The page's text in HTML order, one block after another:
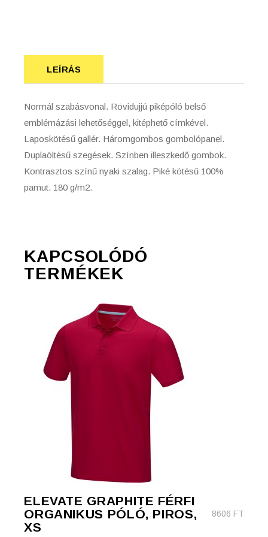
LEÍRÁS
Normál szabásvonal. Rövidujjú piképóló belső
emblémázási lehetőséggel, kitéphető címkével.
Laposkötésű gallér. Háromgombos gombolópanel.
Duplaöltésű szegések. Színben illeszkedő gombok.
Kontrasztos színű nyaki szalag. Piké kötésű 100%
pamut. 180 g/m2.
KAPCSOLÓDÓ
TERMÉKEK
ELEVATE GRAPHITE FÉRFI
ORGANIKUS PÓLÓ, PIROS,
XS
8606 FT